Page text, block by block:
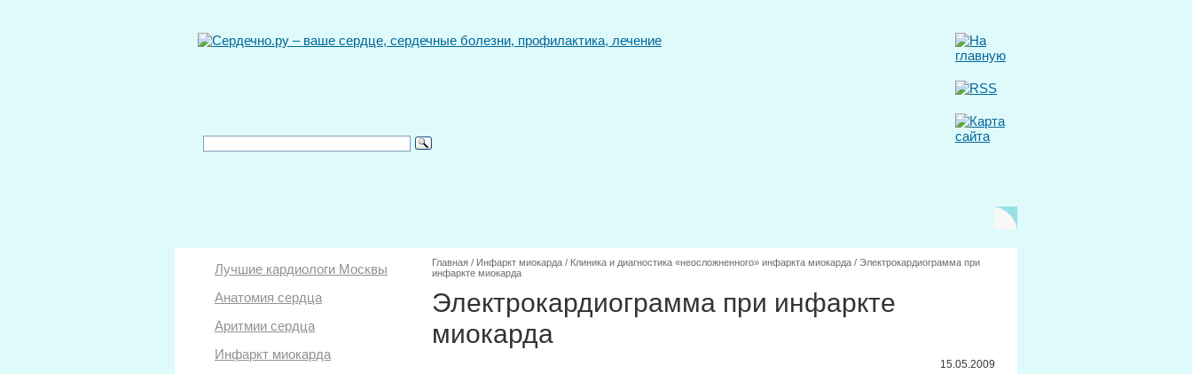
Лучшие кардиологи Москвы
Анатомия сердца
Аритмии сердца
Инфаркт миокарда
Главная / Инфаркт миокарда / Клиника и диагностика «неосложненного» инфаркта миокарда / Электрокардиограмма при
инфаркте миокарда
Электрокардиограмма при инфаркте
миокарда
15.05.2009